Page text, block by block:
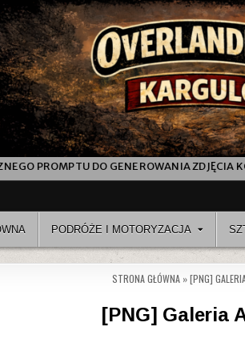
KOBIETY NA PLAŻY NOCĄ JAK
PODRÓŻE I MOTORYZACJA
STRONA GŁÓWNA »[PNG]
[PNG] Galeria